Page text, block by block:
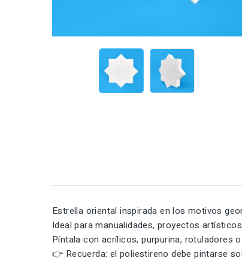
Estrella oriental inspirada en los motivos
Ideal para manualidades, proyectos
Píntala con acrílicos, purpurina, rotuladores
👉 Recuerda: el poliestireno debe pintarse